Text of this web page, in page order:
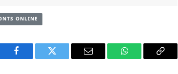
ONLINE
Facebook Twitter Email WhatsAppCopy